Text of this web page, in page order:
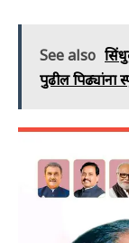
See also
पुढील पिढ्यांना